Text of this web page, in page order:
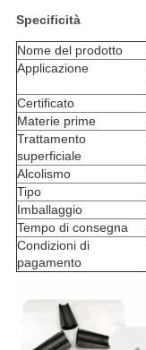
Specificità
Nome del prodotto
Applicazione
Certificato
Materie prime
Trattamento
superficiale
Alcolismo
Tipo
Imballaggio
Tempo di consegna
Condizioni di
pagamento